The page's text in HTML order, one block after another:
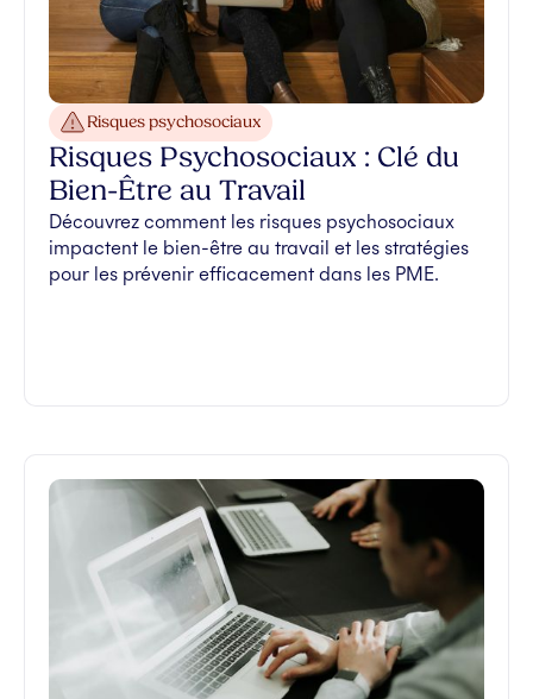
Risques psychosociaux
Risques Psychosociaux : Clé du
Bien-Être au Travail
Découvrez comment les risques psychosociaux
impactent le bien-être au travail et les stratégies
pour les prévenir efficacement dans les PME.